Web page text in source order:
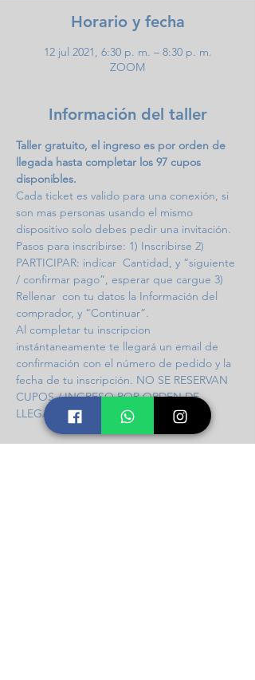
Horario y fecha
12 jul 2021, 6:30 p. m. – 8:30 p. m.
ZOOM
Información del taller
Taller gratuito, el ingreso es por orden de
llegada hasta completar los 97 cupos
disponibles.
Cada ticket es valido para una conexión, si
son mas personas usando el mismo
dispositivo solo debes pedir una invitación.
Pasos para inscribirse: 1) Inscribirse 2)
PARTICIPAR: indicar  Cantidad, y “siguiente
/ confirmar pago”, esperar que cargue 3)
Rellenar  con tu datos la Información del
comprador, y “Continuar”.
Al completar tu inscripcion
instántaneamente te llegará un email de
confirmación con el número de pedido y la
fecha de tu inscripción. NO SE RESERVAN
CUPOS / INGRESO POR ORDEN DE
LLEGADA / 97 CUPOS DISPONIBLES.